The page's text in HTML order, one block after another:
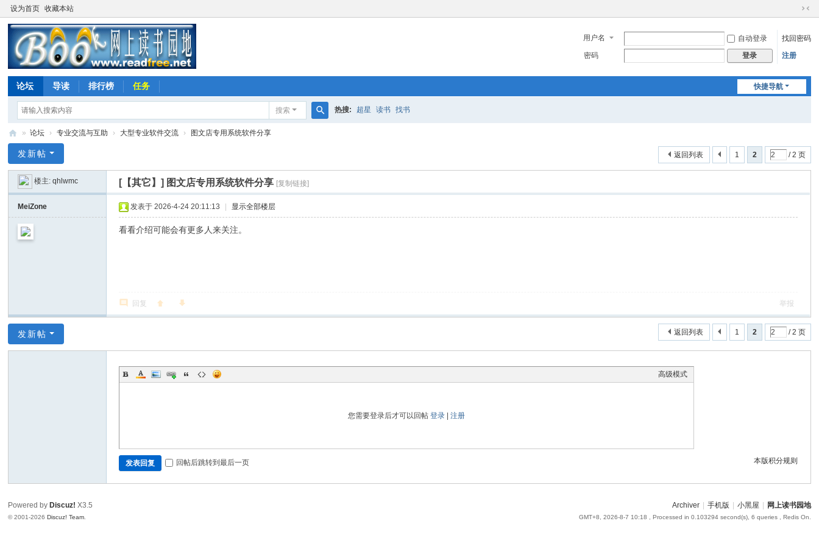
设为首页 收藏本站
切
到
用户名 自动登录
找回密码
密码
登录 注册
快捷导航
论坛 导读 排行榜 任务
搜索 热搜: 超星 读书 找书
上
书
地
» 论坛 › 专业交流与互助 › 大型专业软件交流 › 图文店专用系统软件分享
1 2 / 2 页
返回列表
发新帖
楼主:qhlwmc [【其它】] 图文店专用系统软件分享 [复制链接]
MeiZone 发表于 2026-4-24 20:11:13 显示全部楼层
看看介绍可能会有更多人来关注。
回复 举报
1 2 / 2 页
返回列表
发新帖
高级模式
您需要登录后才可以回帖登录 |注册
本版积分规则
发表回复 回帖后跳转到最后一页
Archiver 手机版 小黑屋 网上读书园地
GMT+8, 2026-8-7 10:18 , Processed in 0.103294 second(s), 6 queries , Redis On.
Powered by Discuz! X3.5
© 2001-2026Discuz! Team